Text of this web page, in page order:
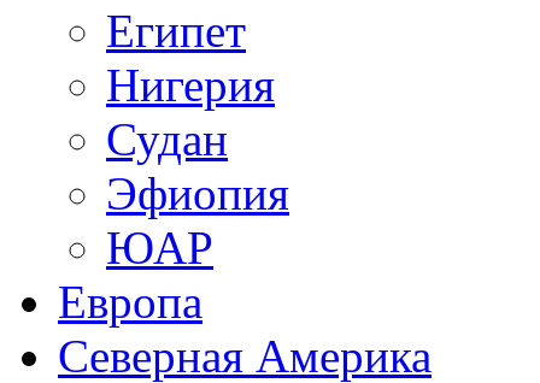
Египет
Нигерия
Судан
Эфиопия
ЮАР
Европа
Северная Америка